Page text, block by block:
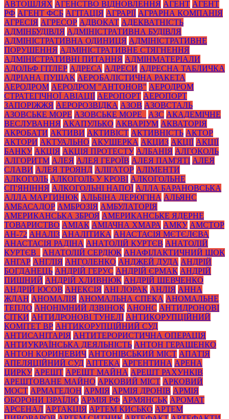
АВТОШЛЯХ АГЕНСТВО ВІДНОВЛЕННЯ АГЕНТ АГЕНТ
РФ АГЕНТ ФСБ АГІТАЦІЯ АГРАРІЇ АГРАРНА КОМПАНІЯ
АГРЕСІЯ АГРЕСОР АДВОКАТ АДЕКВАТНІСТЬ
АДМІНБУДІВЛЯ АДМІНІСТРАТИВНА БУДІВЛЯ
АДМІНІСТРАТИВНА ОДИНИЦЯ АДМІНІСТРАТИВНЕ
ПОРУШЕННЯ АДМІНІСТРАТИВНЕ СТЯГНЕННЯ
АДМІНІСТРАТИВНІ ПИТАННЯ АДМІНМАТЕРІАЛИ
АДОЛЬФ ГІТЛЕР АДРЕСА АДРЕСИ АДРЕСНА ТАБЛИЧКА
АДРІАНА ПУЩАК АЕРОБАЛІСТИЧНА РАКЕТА
АЕРОДРОМ АЕРОДРОМ "АНТОНОВ" АЕРОДРОМ
СТРАТЕГІЧНОЇ АВІАЦІЇ АЕРОПОРТ АЕРОПОРТ
ЗАПОРІЖЖЯ АЕРОРОЗВІДКА АЗОВ АЗОВСТАЛЬ
АЗОВСЬКЕ МОРЕ АЗОВСЬКЕ МОРЕ_ АЗС АКАДЕМІЧНЕ
ВЕСЛУВАННЯ АКАПУЛЬКО АКВАРІУМ АКВАТОРІЯ
АКРОБАТИ АКТИВИ АКТИВІСТ АКТИВНІСТЬ АКТОР
АКТОРИ АКТУАЛЬНО АКУШЕРКА АКЦИЗ АКЦІЇ АКЦІЇ
БАНКУ АКЦІЯ АКЦІЯ ПРОТЕСТУ АЛБАНІЯ АЛГОКОЛЬ
АЛГОРИТМ АЛЕЯ АЛЕЯ ГЕРОЇВ АЛЕЯ ПАМ'ЯТІ АЛЕЯ
СЛАВИ АЛЕЯ ТРОЯНД АЛІГАТОР АЛІМЕНТИ
АЛКОГОЛЬ АЛКОГОЛЬ У КРОВІ АЛКОГОЛЬНЕ
СП'ЯНІННЯ АЛКОГОЛЬНІ НАПОЇ АЛЛА БАРАНОВСЬКА
АЛЛА МАРТИНЮК АЛЬБІНА ДЕРЮГІНА АЛЬЯНС
АМБАСАДОР АМБРОЗІЯ АМБУЛАТОРІЯ
АМЕРИКАНСЬКА ЗБРОЯ АМЕРИКАНСЬКЕ ЯДЕРНЕ
ТОВАРИСТВО АМІАК АМІАЧНА ХМАРА АМКУ АМСТОР
АН-72 АНАЛІЗ АНАЛІТИКА АНАСТАСІЯ МЄТЄЛЄВА
АНАСТАСІЯ РАДІНА АНАТОЛІЙ КУРТЄВ АНАТОЛІЙ
КУРТЄВ_
АНАТОЛІЙ СЕРДЮК АНАФІЛАКТИЧНИЙ ШОК
АНГАР АНГЛІЯ АНГОЛЕНКО АНДЖЕЙ ДУДА АНДРІЙ
БОГДАНЕЦЬ АНДРІЙ ГЕРУС АНДРІЙ ЄРМАК АНДРІЙ
ПИШНИЙ АНДРІЙ ХЛИВНЮК АНДРІЙ ШЕВЧЕНКО
АНДРІЙ ЮСОВ АНЕКСІЯ АНІ ЛОРАК АНЛІЯ АННА
ЖДАН АНОМАЛІЯ АНОМАЛЬНА СПЕКА АНОМАЛЬНЕ
ТЕПЛО АНОНІМНИЙ ДЗВІНОК АНОНС АНТИДРОНОВІ
СІТКИ АНТИДРОНОВІ ТУНЕЛІ АНТИКОРУПЦІЙНИЙ
КОМІТЕТ ВР АНТИКОРУПЦІЙНИЙ СУД
АНТИСАНІТАРІЯ АНТИТЕРОРИСТИЧНА ОПЕРАЦІЯ
АНТИУКРАЇНСЬКА ДЕЯЛЬНІСТЬ АНТОН ГЕРАЩЕНКО
АНТОН КОРИНЕВИЧ АНТОНІВСЬКИЙ МІСТ АПАТІЯ
АПЕЛЯЦІЙНИЙ СУД АПТЕКА АРГЕНТИНА АРЕНА
ЦИРКУ АРЕШТ АРЕШТ МАЙНА АРЕШТ РАХУНКІВ
АРЕШТОВАНЕ МАЙНО АРКОВИЙ МІСТ АРКОВИЙ
МОСТ АРМАГЕДОН АРМІЯ АРМІЯ ДРОНІВ АРМІЯ
ОБОРОНИ ІЗРАЇЛЮ АРМІЯ РФ АРМЯНСЬК АРОМАТ
АРСЕНАЛ АРТАКЦІЯ АРТЕМ КИСЬКО АРТЕМ